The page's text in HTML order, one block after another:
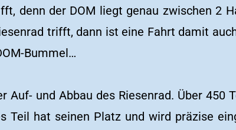
denn der DOM liegt genau zwischen 2
trifft, dann ist eine Fahrt damit
Bummel…
Auf- und Abbau des Riesenrad. Über 450
Teil hat seinen Platz und wird präzise